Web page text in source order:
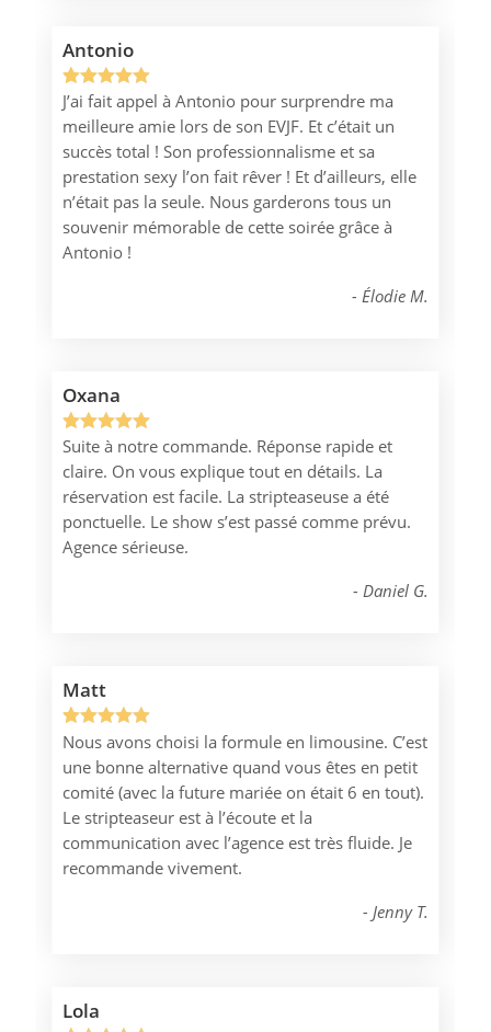
Antonio
Noté5.00
sur 5
basé sur
1
notation
client
J’ai fait appel à Antonio pour surprendre ma
meilleure amie lors de son EVJF. Et c’était un
succès total ! Son professionnalisme et sa
prestation sexy l’on fait rêver ! Et d’ailleurs, elle
n’était pas la seule. Nous garderons tous un
souvenir mémorable de cette soirée grâce à
Antonio !
Élodie M.
Oxana
Noté 5.00
sur 5
basé sur
1
notation
client
Suite à notre commande. Réponse rapide et
claire. On vous explique tout en détails. La
réservation est facile. La stripteaseuse a été
ponctuelle. Le show s’est passé comme prévu.
Agence sérieuse.
Daniel G.
Matt
Noté5.00
sur 5
basé sur
1
notation
client
Nous avons choisi la formule en limousine. C’est
une bonne alternative quand vous êtes en petit
comité (avec la future mariée on était 6 en tout).
Le stripteaseur est à l’écoute et la
communication avec l’agence est très fluide. Je
recommande vivement.
Jenny T.
Lola